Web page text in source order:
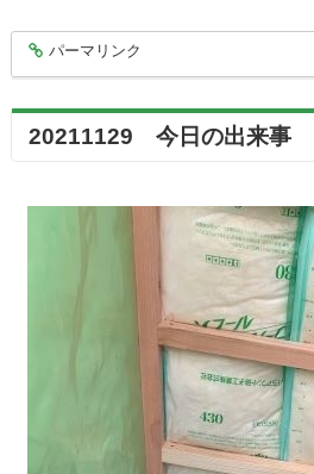
entry6844
パーマリンク
20211129 今日の出来事